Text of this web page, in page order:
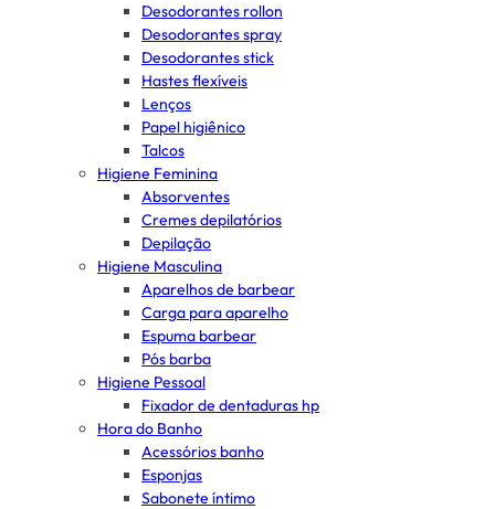
Desodorantes rollon
Desodorantes spray
Desodorantes stick
Hastes flexíveis
Lenços
Papel higiênico
Talcos
Higiene Feminina
Absorventes
Cremes depilatórios
Depilação
Higiene Masculina
Aparelhos de barbear
Carga para aparelho
Espuma barbear
Pós barba
Higiene Pessoal
Fixador de dentaduras hp
Hora do Banho
Acessórios banho
Esponjas
Sabonete íntimo